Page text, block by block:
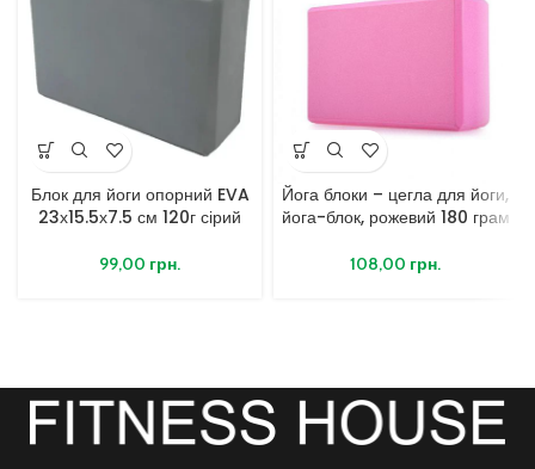
Блок для йоги опорний EVA
23х15.5х7.5 см 120г сірий
99,00 грн.
Йога блоки – цегла для йоги,
йога-блок, рожевий 180 грам
108,00 грн.